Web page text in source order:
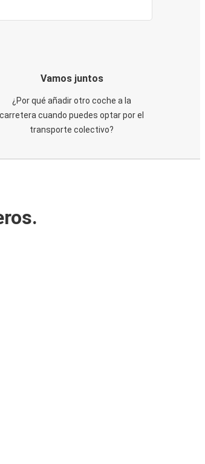
Vamos juntos
¿Por qué añadir otro coche a la
carretera cuando puedes optar por el
transporte colectivo?